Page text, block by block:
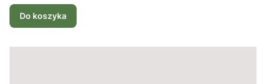
Do koszyka